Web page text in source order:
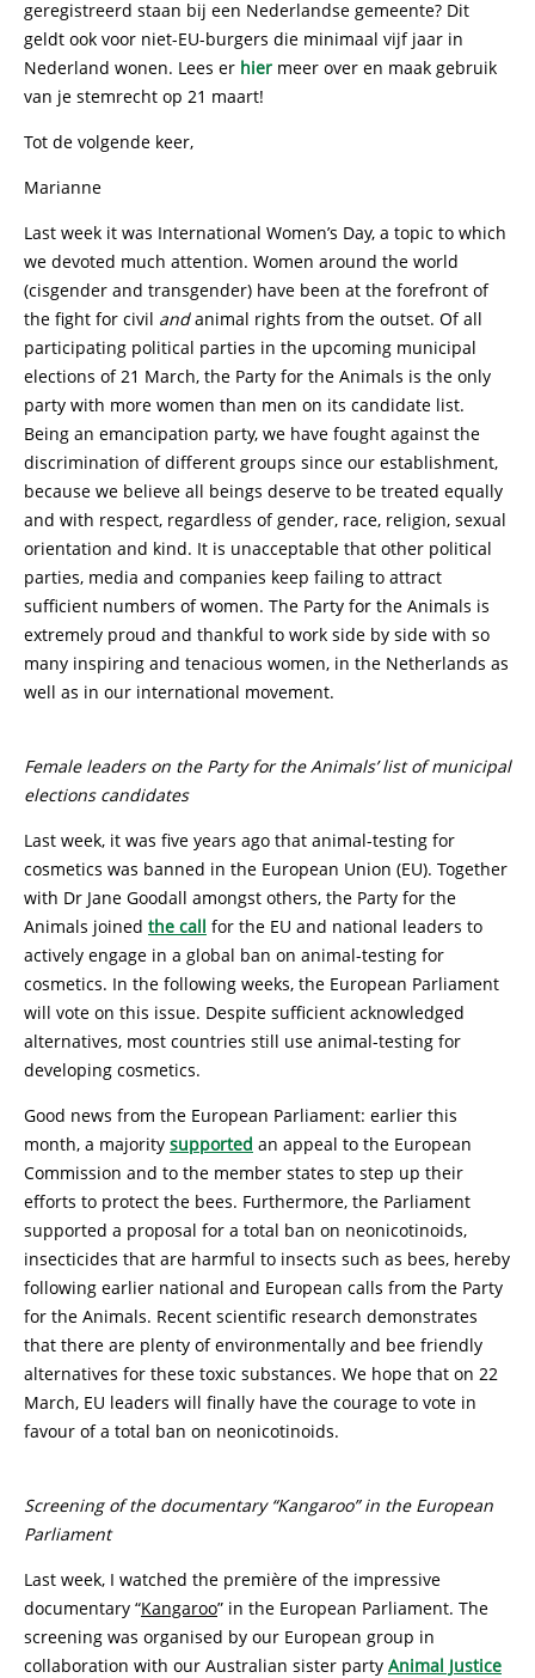
geregistreerd staan bij een Nederlandse gemeente? Dit
geldt ook voor niet-EU-burgers die minimaal vijf jaar in
Nederland wonen. Lees er hier meer over en maak gebruik
van je stemrecht op 21 maart!
Tot de volgende keer,
Marianne
Last week it was International Women’s Day, a topic to which
we devoted much attention. Women around the world
(cisgender and transgender) have been at the forefront of
the fight for civil andanimal rights from the outset. Of all
participating political parties in the upcoming municipal
elections of 21 March, the Party for the Animals is the only
party with more women than men on its candidate list.
Being an emancipation party, we have fought against the
discrimination of different groups since our establishment,
because we believe all beings deserve to be treated equally
and with respect, regardless of gender, race, religion, sexual
orientation and kind. It is unacceptable that other political
parties, media and companies keep failing to attract
sufficient numbers of women. The Party for the Animals is
extremely proud and thankful to work side by side with so
many inspiring and tenacious women, in the Netherlands as
well as in our international movement.
Female leaders on the Party for the Animals’ list of municipal
elections candidates
Last week, it was five years ago that animal-testing for
cosmetics was banned in the European Union (EU). Together
with Dr Jane Goodall amongst others, the Party for the
Animals joined the call for the EU and national leaders to
actively engage in a global ban on animal-testing for
cosmetics. In the following weeks, the European Parliament
will vote on this issue. Despite sufficient acknowledged
alternatives, most countries still use animal-testing for
developing cosmetics.
Good news from the European Parliament: earlier this
month, a majority supported an appeal to the European
Commission and to the member states to step up their
efforts to protect the bees. Furthermore, the Parliament
supported a proposal for a total ban on neonicotinoids,
insecticides that are harmful to insects such as bees, hereby
following earlier national and European calls from the Party
for the Animals. Recent scientific research demonstrates
that there are plenty of environmentally and bee friendly
alternatives for these toxic substances. We hope that on 22
March, EU leaders will finally have the courage to vote in
favour of a total ban on neonicotinoids.
Screening of the documentary “Kangaroo” in the European
Parliament
Last week, I watched the première of the impressive
documentary “Kangaroo” in the European Parliament. The
screening was organised by our European group in
collaboration with our Australian sister party Animal Justice